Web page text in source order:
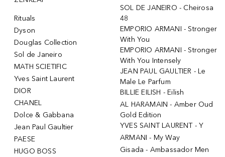
Rituals
Dyson
Douglas Collection
Sol de Janeiro
MATH SCIETIFIC
Yves Saint Laurent
DIOR
CHANEL
Dolce & Gabbana
Jean Paul Gaultier
PAESE
HUGO BOSS
SOL DE JANEIRO - Cheirosa
48
EMPORIO ARMANI - Stronger
With You
EMPORIO ARMANI - Stronger
With You Intensely
JEAN PAUL GAULTIER - Le
Male Le Parfum
BILLIE EILISH - Eilish
AL HARAMAIN - Amber Oud
Gold Edition
YVES SAINT LAURENT - Y
ARMANI - My Way
Gisada - Ambassador Men